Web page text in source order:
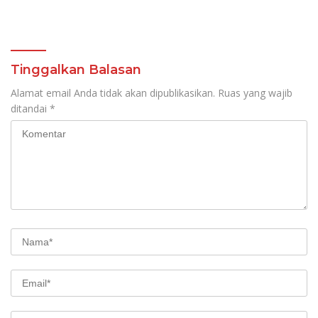
Tinggalkan Balasan
Alamat email Anda tidak akan dipublikasikan. Ruas yang wajib
ditandai *